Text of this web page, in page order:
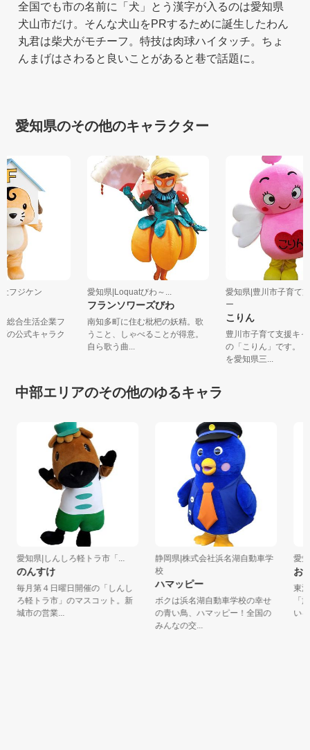
全国でも市の名前に「犬」とう漢字が入るのは愛知県
犬山市だけ。そんな犬山をPRするために誕生したわん
丸君は柴犬がモチーフ。特技は肉球ハイタッチ。ちょ
んまげはさわると良いことがあると巷で話題に。
愛知県のその他のキャラクター
社フジケン
の総合生活企業フ
プの公式キャラク
愛知県|Loquatびわ～...
フランソワーズびわ
南知多町に住む枇杷の妖精。歌
うこと、しゃべることが得意。
自ら歌う曲...
愛知県|豊川市子育
ー
こりん
豊川市子育て支援キ
の「こりん」です。
を愛知県三...
中部エリアのその他のゆるキャラ
愛知県|しんしろ軽トラ市「...
のんすけ
毎月第４日曜日開催の「しんし
ろ軽トラ市」のマスコット。新
城市の営業...
静岡県|株式会社浜名湖自動車学
校
ハマッピー
ボクは浜名湖自動車学校の幸せ
の青い鳥、ハマッピー！全国の
みんなの交...
愛知
お
東浦
「於
いる